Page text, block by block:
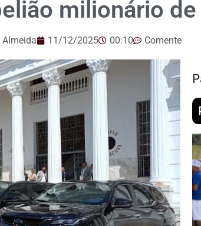
milionário de
Almeida 11/12/2025 00:10 Comente